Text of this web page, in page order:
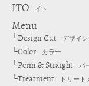
ITO イト
Menu
└Design Cut デザイン
└Color カラー
└Perm & Straight パ
└Treatment トリート